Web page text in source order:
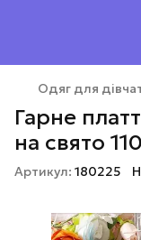
Одяг для
Гарне
на свято
Артикул: 180225